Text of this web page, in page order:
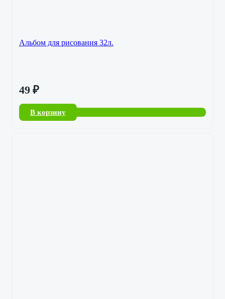
Альбом для рисования 32л.
49 ₽
В корзину